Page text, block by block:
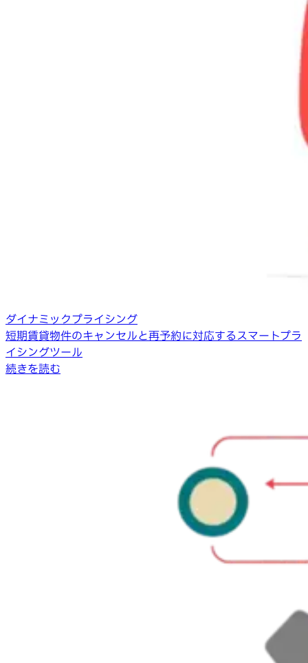
ダイナミックプライシング
短期賃貸物件のキャンセルと再予約に対応するスマートプラ
イシングツール
続きを読む